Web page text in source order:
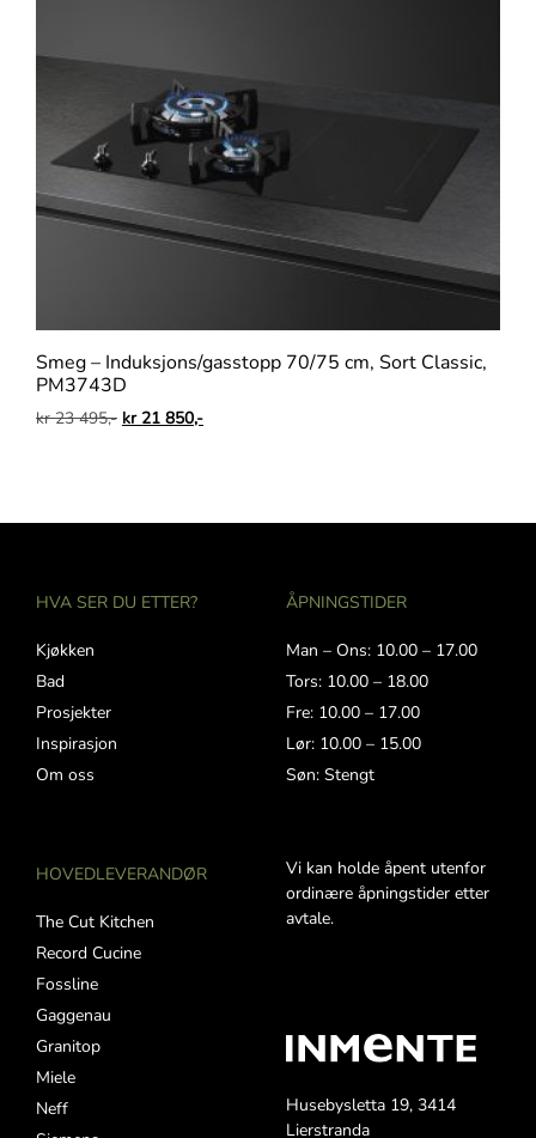
Smeg – Induksjons/gasstopp 70/75 cm, Sort Classic,
PM3743D
kr23 495,- kr21 850,-
HVA SER DU ETTER?
Kjøkken
Bad
Prosjekter
Inspirasjon
Om oss
HOVEDLEVERANDØR
The Cut Kitchen
Record Cucine
Fossline
Gaggenau
Granitop
Miele
Neff
ÅPNINGSTIDER
Man – Ons: 10.00 – 17.00
Tors: 10.00 – 18.00
Fre: 10.00 – 17.00
Lør: 10.00 – 15.00
Søn: Stengt
Vi kan holde åpent utenfor
ordinære åpningstider etter
avtale.
Husebysletta 19, 3414
Lierstranda